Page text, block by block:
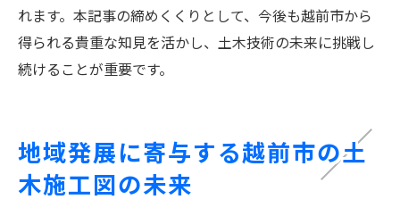
れます。本記事の締めくくりとして、今後も越前市から
得られる貴重な知見を活かし、土木技術の未来に挑戦し
続けることが重要です。
地域発展に寄与する越前市の土
木施工図の未来